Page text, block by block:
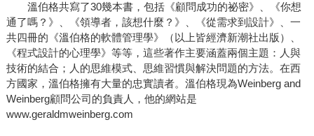
溫伯格共寫了30幾本書，包括《顧問成功的祕密》、《你想
通了嗎？》、《領導者，該想什麼？》、《從需求到設計》、一
共四冊的《溫伯格的軟體管理學》（以上皆經濟新潮社出版）、
《程式設計的心理學》等等，這些著作主要涵蓋兩個主題：人與
技術的結合；人的思維模式、思維習慣與解決問題的方法。在西
方國家，溫伯格擁有大量的忠實讀者。溫伯格現為Weinberg and
Weinberg顧問公司的負責人，他的網站是
www.geraldmweinberg.com